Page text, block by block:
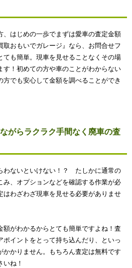
、はじめの一歩でまずは愛車の査定金額
取おもいでガレージ』なら、お問合せフ
ても簡単。現車を見せることなくその場
す！初めての方や車のことがわからない
でも安心して金額を調べることができ
がらラクラク手間なく廃車の査
わないといけない！？ たしかに通常の
み、オプションなどを確認する作業が必
はわざわざ現車を見せる必要がありませ
額がわかるからとても簡単ですよね！査
ポイントをとって持ち込んだり、といっ
かかりません。もちろん査定は無料です
ね！